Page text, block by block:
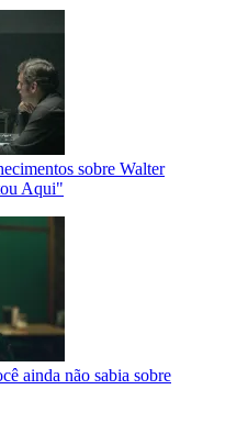
sobre Walter
Aqui"
ainda não sabia sobre